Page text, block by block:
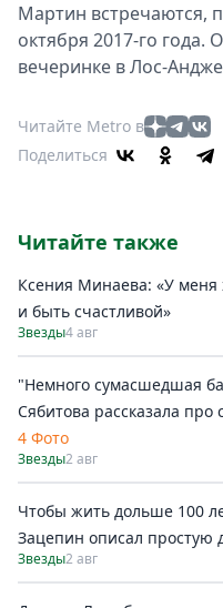
Мартин встречаются,
октября 2017-го года.
вечеринке в Лос-
Читайте Metro в
Поделиться
Читайте также
Ксения Минаева: «У меня
и быть счастливой»
Звезды4 авг
"Немного сумасшедшая
Сябитова рассказала
4 Фото
Звезды2 авг
Чтобы жить дольше 100
Зацепин описал простую
Звезды2 авг